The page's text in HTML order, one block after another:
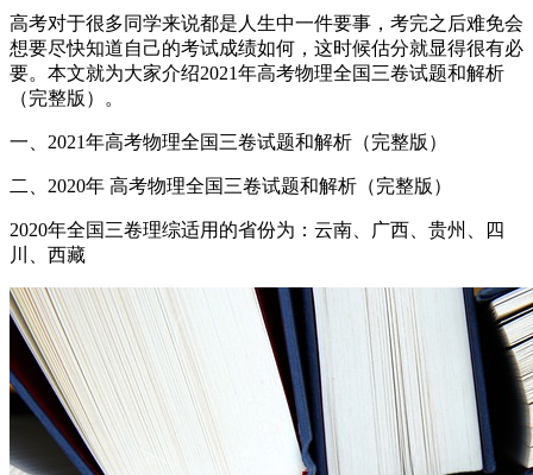
高考对于很多同学来说都是人生中一件要事，考完之后难免会
想要尽快知道自己的考试成绩如何，这时候估分就显得很有必
要。本文就为大家介绍2021年高考物理全国三卷试题和解析
（完整版）。
一、2021年高考物理全国三卷试题和解析（完整版）
二、2020年 高考物理全国三卷试题和解析（完整版）
2020年全国三卷理综适用的省份为：云南、广西、贵州、四
川、西藏